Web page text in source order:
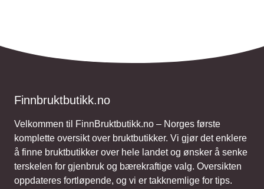
Finnbruktbutikk.no
Velkommen til FinnBruktbutikk.no – Norges første
komplette oversikt over bruktbutikker. Vi gjør det enklere
å finne bruktbutikker over hele landet og ønsker å senke
terskelen for gjenbruk og bærekraftige valg. Oversikten
oppdateres fortløpende, og vi er takknemlige for tips.